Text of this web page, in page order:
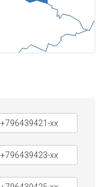
+796439421-xx
+796439423-xx